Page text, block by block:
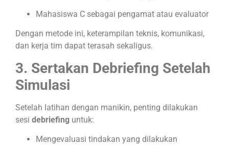
Mahasiswa C sebagai pengamat atau evaluator
Dengan metode ini, keterampilan teknis, komunikasi,
dan kerja tim dapat terasah sekaligus.
3. Sertakan Debriefing Setelah
Simulasi
Setelah latihan dengan manikin, penting dilakukan
sesi debriefing untuk:
Mengevaluasi tindakan yang dilakukan